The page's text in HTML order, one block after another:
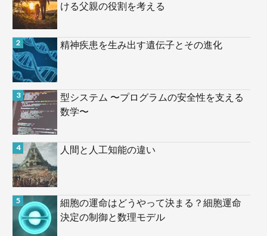
ける父親の役割を考える
精神疾患を生み出す遺伝子とその進化
型システム 〜プログラムの安全性を支える
数学〜
人間と人工知能の違い
細胞の運命はどうやって決まる？細胞運命
決定の制御と数理モデル